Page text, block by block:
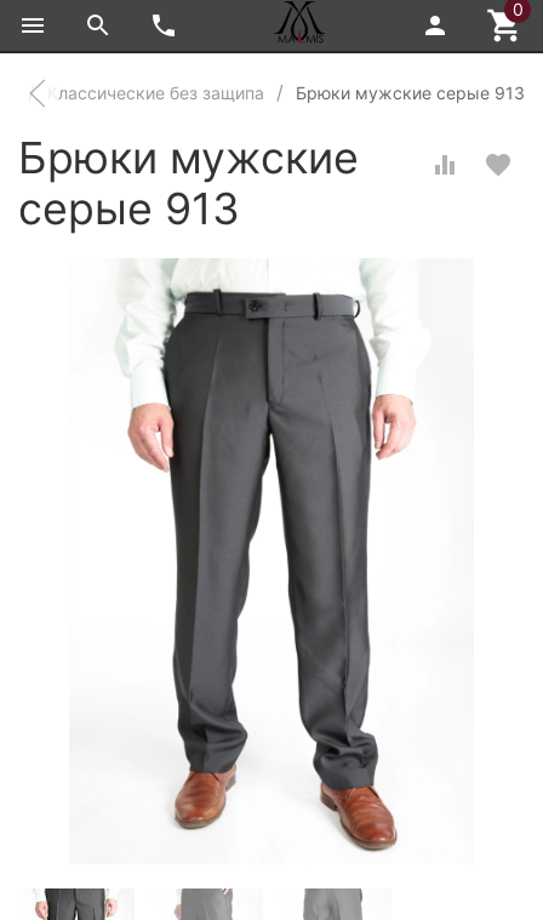
0
Классические без защипа Брюки мужские серые 913
Брюки мужские
серые 913